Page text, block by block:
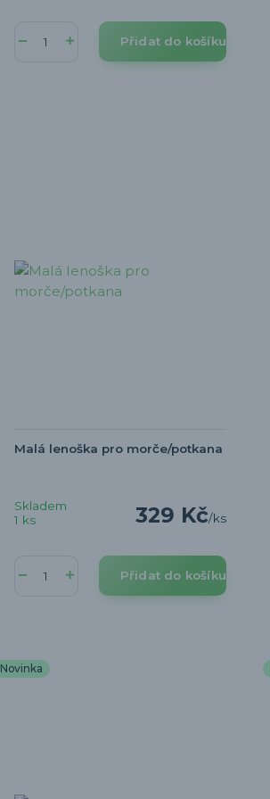
Přidat do košíku
Malá lenoška pro morče/potkana
329 Kč/ks
Skladem
1 ks
Přidat do košíku
Novinka